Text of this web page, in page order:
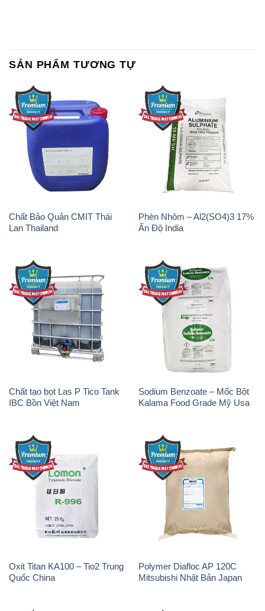
SẢN PHẨM TƯƠNG TỰ
Chất Bảo Quản CMIT Thái
Lan Thailand
Phèn Nhôm – Al2(SO4)3 17%
Ấn Độ India
Chất tạo bọt Las P Tico Tank
IBC Bồn Việt Nam
Sodium Benzoate – Mốc Bột
Kalama Food Grade Mỹ Usa
Oxit Titan KA100 – Tio2 Trung
Quốc China
Polymer Diafloc AP 120C
Mitsubishi Nhật Bản Japan